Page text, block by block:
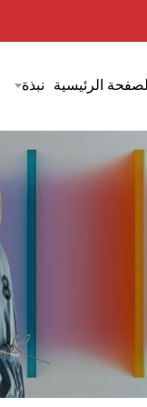
الرئيسية نبذة